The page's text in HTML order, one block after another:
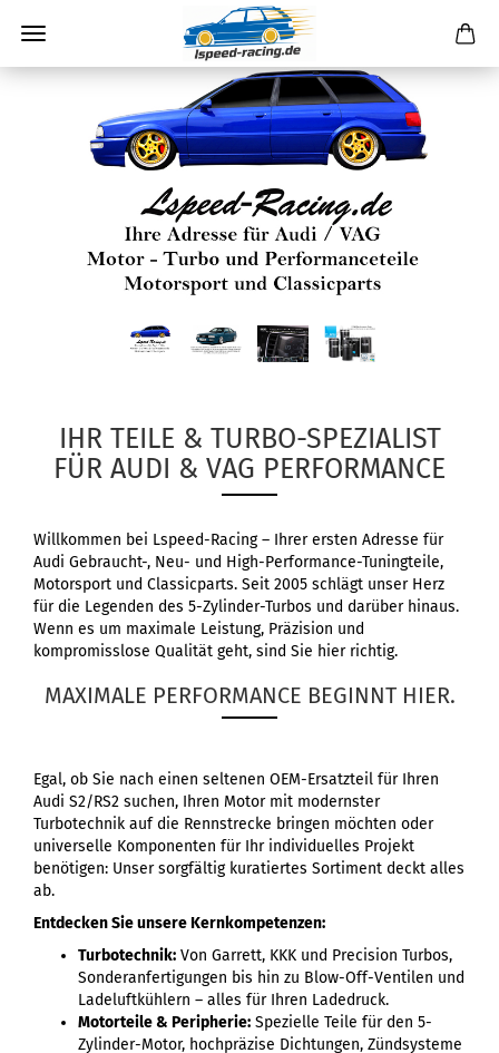
IHR TEILE & TURBO-SPEZIALIST
FÜR AUDI & VAG PERFORMANCE
Willkommen bei Lspeed-Racing – Ihrer ersten Adresse für
Audi Gebraucht-, Neu- und High-Performance-Tuningteile,
Motorsport und Classicparts. Seit 2005 schlägt unser Herz
für die Legenden des 5-Zylinder-Turbos und darüber hinaus.
Wenn es um maximale Leistung, Präzision und
kompromisslose Qualität geht, sind Sie hier richtig.
MAXIMALE PERFORMANCE BEGINNT HIER.
Egal, ob Sie nach einen seltenen OEM-Ersatzteil für Ihren
Audi S2/RS2 suchen, Ihren Motor mit modernster
Turbotechnik auf die Rennstrecke bringen möchten oder
universelle Komponenten für Ihr individuelles Projekt
benötigen: Unser sorgfältig kuratiertes Sortiment deckt alles
ab.
Entdecken Sie unsere Kernkompetenzen:
Turbotechnik: Von Garrett, KKK und Precision Turbos,
Sonderanfertigungen bis hin zu Blow-Off-Ventilen und
Ladeluftkühlern – alles für Ihren Ladedruck.
Motorteile & Peripherie: Spezielle Teile für den 5-
Zylinder-Motor, hochpräzise Dichtungen, Zündsysteme